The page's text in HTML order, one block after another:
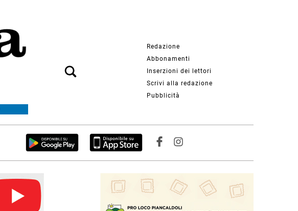
Redazione
Abbonamenti
Inserzioni dei lettori
Scrivi alla redazione
Pubblicità